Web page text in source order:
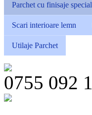
Parchet cu finisaje
Scari interioare lemn
Utilaje Parchet
0755 092